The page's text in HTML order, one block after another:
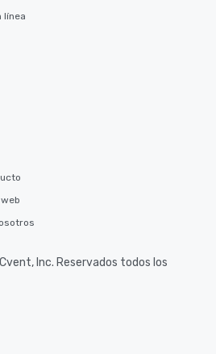
línea
Inc. Reservados todos los